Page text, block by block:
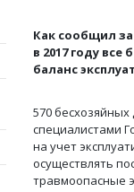
Как сообщил
в 2017 году все
баланс
570
специалистами
на учет
осуществлять
травмоопасные